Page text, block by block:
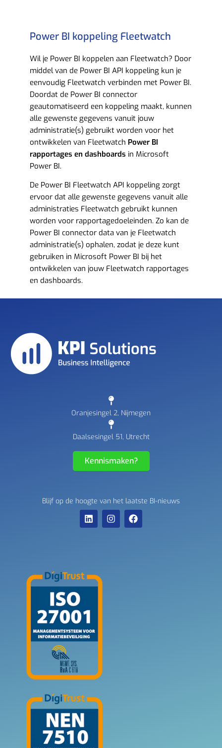
Power BI koppeling Fleetwatch
Wil je Power BI koppelen aan Fleetwatch? Door
middel van de Power BI API koppeling kun je
eenvoudig Fleetwatch verbinden met Power BI.
Doordat de Power BI connector
geautomatiseerd een koppeling maakt, kunnen
alle gewenste gegevens vanuit jouw
administratie(s) gebruikt worden voor het
ontwikkelen van Fleetwatch Power BI
rapportages en dashboards in Microsoft
Power BI.
De Power BI Fleetwatch API koppeling zorgt
ervoor dat alle gewenste gegevens vanuit alle
administraties Fleetwatch gebruikt kunnen
worden voor rapportagedoeleinden. Zo kan de
Power BI connector data van je Fleetwatch
administratie(s) ophalen, zodat je deze kunt
gebruiken in Microsoft Power BI bij het
ontwikkelen van jouw Fleetwatch rapportages
en dashboards.
Oranjesingel 2, Nijmegen
Daalsesingel 51, Utrecht
Kennismaken?
Blijf op de hoogte van het laatste BI-nieuws